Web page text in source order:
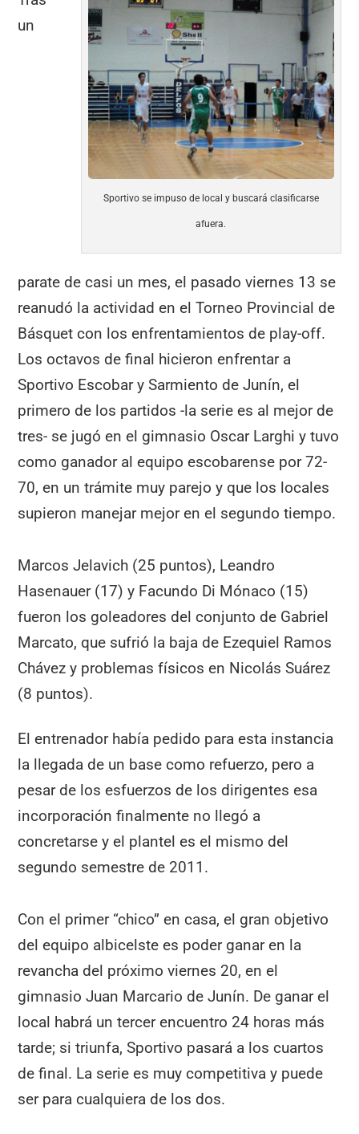
Sportivo se impuso de local y buscará clasificarse
afuera.
un
parate de casi un mes, el pasado viernes 13 se
reanudó la actividad en el Torneo Provincial de
Básquet con los enfrentamientos de play-off.
Los octavos de final hicieron enfrentar a
Sportivo Escobar y Sarmiento de Junín, el
primero de los partidos -la serie es al mejor de
tres- se jugó en el gimnasio Oscar Larghi y tuvo
como ganador al equipo escobarense por 72-
70, en un trámite muy parejo y que los locales
supieron manejar mejor en el segundo tiempo.
Marcos Jelavich (25 puntos), Leandro
Hasenauer (17) y Facundo Di Mónaco (15)
fueron los goleadores del conjunto de Gabriel
Marcato, que sufrió la baja de Ezequiel Ramos
Chávez y problemas físicos en Nicolás Suárez
(8 puntos).
El entrenador había pedido para esta instancia
la llegada de un base como refuerzo, pero a
pesar de los esfuerzos de los dirigentes esa
incorporación finalmente no llegó a
concretarse y el plantel es el mismo del
segundo semestre de 2011.
Con el primer “chico” en casa, el gran objetivo
del equipo albicelste es poder ganar en la
revancha del próximo viernes 20, en el
gimnasio Juan Marcario de Junín. De ganar el
local habrá un tercer encuentro 24 horas más
tarde; si triunfa, Sportivo pasará a los cuartos
de final. La serie es muy competitiva y puede
ser para cualquiera de los dos.